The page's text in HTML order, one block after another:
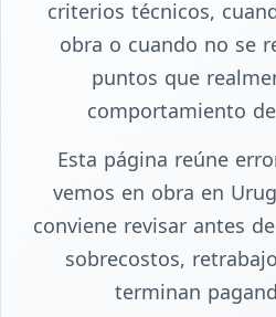
criterios técnicos,
obra o cuando no se
puntos que
comportamiento
Esta página reúne
vemos en obra en
conviene revisar antes
sobrecostos,
terminan